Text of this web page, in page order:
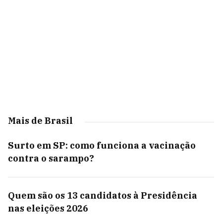
Mais de Brasil
Surto em SP: como funciona a vacinação
contra o sarampo?
Quem são os 13 candidatos à Presidência
nas eleições 2026